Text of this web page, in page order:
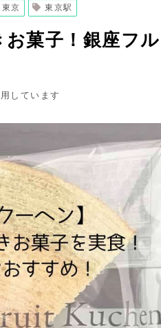
東京 東京駅
お菓子！銀座フ
しています